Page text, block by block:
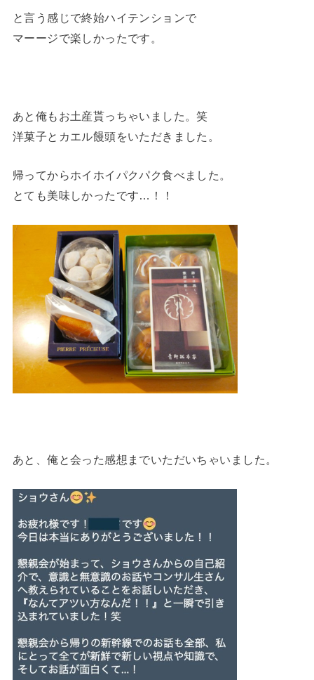
と言う感じで終始ハイテンションで
マーージで楽しかったです。
あと俺もお土産貰っちゃいました。笑
洋菓子とカエル饅頭をいただきました。
帰ってからホイホイパクパク食べました。
とても美味しかったです…！！
あと、俺と会った感想までいただいちゃいました。